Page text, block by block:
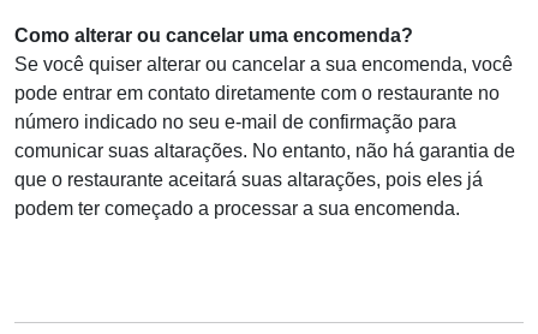
Como alterar ou cancelar uma encomenda?
Se você quiser alterar ou cancelar a sua encomenda, você
pode entrar em contato diretamente com o restaurante no
número indicado no seu e-mail de confirmação para
comunicar suas altarações. No entanto, não há garantia de
que o restaurante aceitará suas altarações, pois eles já
podem ter começado a processar a sua encomenda.